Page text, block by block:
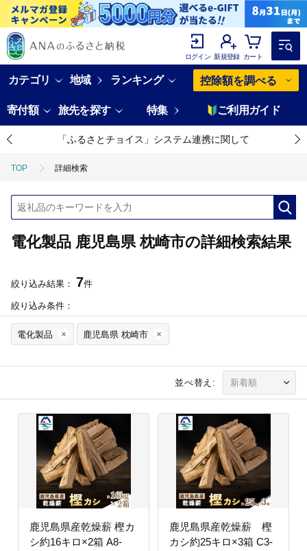
ログイン 新規登録 カート
カテゴリ 地域 ランキング 控除額を調べる
寄付額 旅先を探す 特集 ご利用ガイド
「ふるさとチョイス」システム連携に関して
TOP 詳細検索
電化製品 鹿児島県 枕崎市の詳細検索結果
絞り込み結果： 7件
絞り込み条件：
電化製品 鹿児島県 枕崎市
並べ替え:
鹿児島県産乾燥薪 樫カ
シ約16キロ×2箱 A8-
鹿児島県産乾燥薪 樫
カシ約25キロ×3箱 C3-